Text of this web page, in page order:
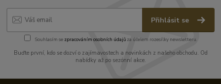
Přihlásit se
Souhlasím se zpracováním osobních údajůza účelem rozesílky newsletteru.
Buďte první, kdo se dozví o zajímavostech a novinkách z našeho obchodu. Od
nabídky až po sezónní akce.